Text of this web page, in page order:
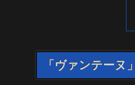
「ヴァンテーヌ